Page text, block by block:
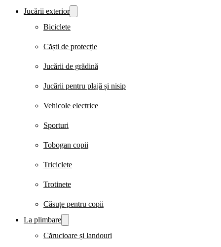
Jucării exterior
Biciclete
Căști de protecție
Jucării de grădină
Jucării pentru plajă și nisip
Vehicole electrice
Sporturi
Tobogan copii
Triciclete
Trotinete
Căsuțe pentru copii
La plimbare
Cărucioare și landouri